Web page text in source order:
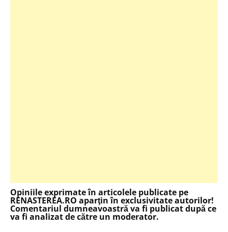
Opiniile exprimate în articolele publicate pe
RENASTEREA.RO aparţin în exclusivitate autorilor!
Comentariul dumneavoastră va fi publicat după ce
va fi analizat de către un moderator.